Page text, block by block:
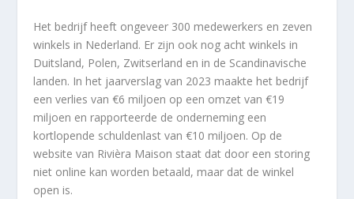
Het bedrijf heeft ongeveer 300 medewerkers en zeven
winkels in Nederland. Er zijn ook nog acht winkels in
Duitsland, Polen, Zwitserland en in de Scandinavische
landen. In het jaarverslag van 2023 maakte het bedrijf
een verlies van €6 miljoen op een omzet van €19
miljoen en rapporteerde de onderneming een
kortlopende schuldenlast van €10 miljoen. Op de
website van Rivièra Maison staat dat door een storing
niet online kan worden betaald, maar dat de winkel
open is.